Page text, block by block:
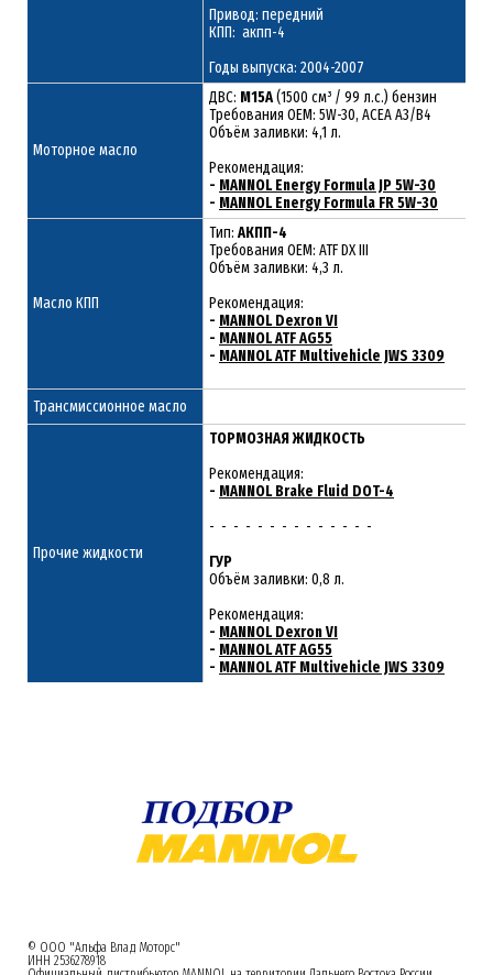
Привод: передний
КПП: акпп-4
Годы выпуска: 2004-2007
Моторное масло
ДВС: M15A(1500 см³ / 99 л.с.) бензин
Требования ОЕМ: 5W-30, ACEA A3/B4
Объём заливки: 4,1 л.
Рекомендация:
- MANNOL Energy Formula JP 5W-30
- MANNOL Energy Formula FR 5W-30
Масло КПП
Тип: АКПП-4
Требования OEM: ATF DX III
Объём заливки: 4,3 л.
Рекомендация:
- MANNOL Dexron VI
- MANNOL ATF AG55
- MANNOL ATF Multivehicle JWS 3309
Трансмиссионное масло
Прочие жидкости
ТОРМОЗНАЯ ЖИДКОСТЬ
Рекомендация:
- MANNOL Brake Fluid DOT-4
- - - - - - - - - - - - - -
ГУР
Объём заливки: 0,8 л.
Рекомендация:
- MANNOL Dexron VI
- MANNOL ATF AG55
- MANNOL ATF Multivehicle JWS 3309
© ООО "Альфа Влад Моторс"
ИНН 2536278918